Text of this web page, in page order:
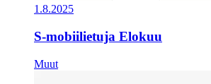
1.8.2025
S-mobiilietuja Elokuu
Muut